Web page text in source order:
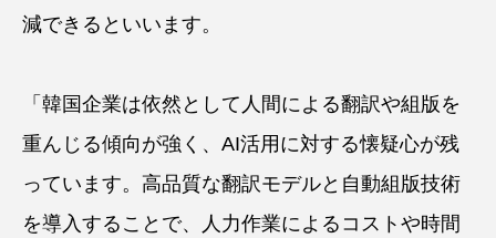
減できるといいます。
「韓国企業は依然として人間による翻訳や組版を
重んじる傾向が強く、AI活用に対する懐疑心が残
っています。高品質な翻訳モデルと自動組版技術
を導入することで、人力作業によるコストや時間